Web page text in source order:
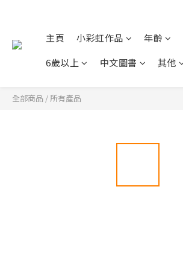
主頁 小彩虹作品 年齡
6歲以上
中文圖書 其他
全部商品 / 所有產品